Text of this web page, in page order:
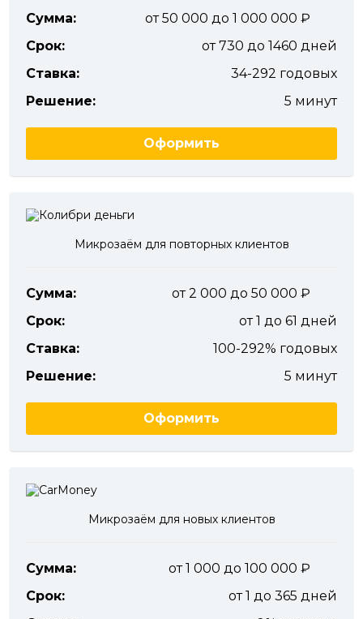
Сумма:
от 50 000 до 1 000 000
Срок:
от 730 до 1460 дней
Ставка:
34-292 годовых
Решение:
5 минут
Оформить
Микрозаём для повторных клиентов
Сумма:
от 2 000 до 50 000
Срок:
от 1 до 61 дней
Ставка:
100-292% годовых
Решение:
5 минут
Оформить
Микрозаём для новых клиентов
Сумма:
от 1 000 до 100 000
Срок:
от 1 до 365 дней